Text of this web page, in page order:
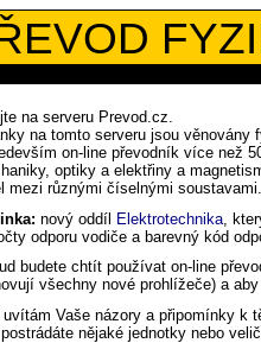
na serveru Prevod.cz.
na tomto serveru jsou věnovány
on-line převodník více než
optiky a elektřiny a
mezi různými číselnými soustavami.
nový oddíl Elektrotechnika ,
odporu vodiče a barevný kód
budete chtít používat on-line
všechny nové prohlížeče) a
uvítám Vaše názory a připomínky k
nějaké jednotky nebo